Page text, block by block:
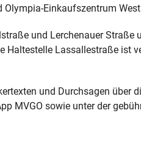
Olympia-Einkaufszentrum
und Lerchenauer Straße
Haltestelle Lassallestraße ist
und Durchsagen über
MVGO sowie unter der